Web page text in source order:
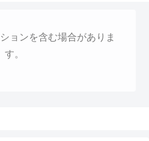
ョンを含む場合がありま
す。